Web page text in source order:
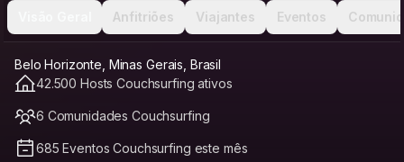
Anfitriões Viajantes Eventos
Belo Horizonte, Minas Gerais, Brasil
42.500 Hosts Couchsurfing ativos
6 Comunidades Couchsurfing
685 Eventos Couchsurfing este mês